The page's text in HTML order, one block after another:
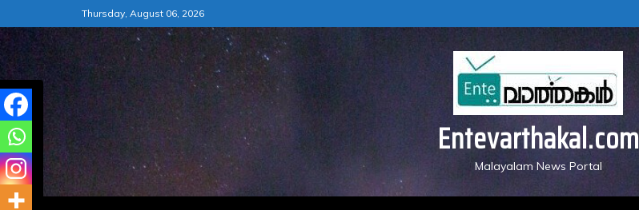
to
content
Thursday, August 06, 2026
Entevarthakal.com
Malayalam News Portal